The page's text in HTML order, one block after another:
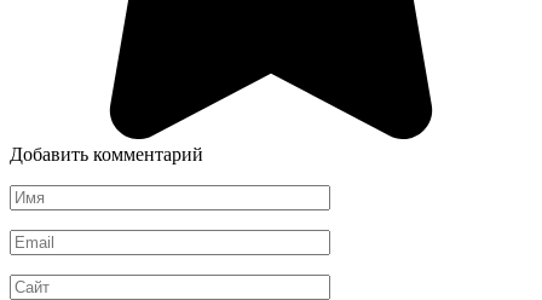
Добавить комментарий
Имя
*
Email
*
Сайт